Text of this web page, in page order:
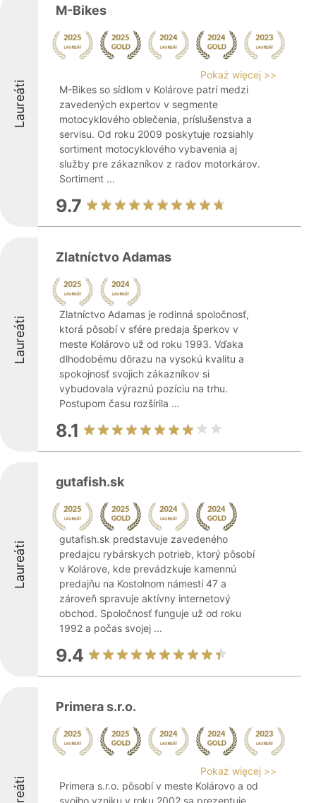
Laureáti
M-Bikes
Pokaż więcej >>
M-Bikes so sídlom v Kolárove patrí medzi
zavedených expertov v segmente
motocyklového oblečenia, príslušenstva a
servisu. Od roku 2009 poskytuje rozsiahly
sortiment motocyklového vybavenia aj
služby pre zákazníkov z radov motorkárov.
Sortiment ...
9.7
Laureáti
Zlatníctvo Adamas
Zlatníctvo Adamas je rodinná spoločnosť,
ktorá pôsobí v sfére predaja šperkov v
meste Kolárovo už od roku 1993. Vďaka
dlhodobému dôrazu na vysokú kvalitu a
spokojnosť svojich zákazníkov si
vybudovala výraznú pozíciu na trhu.
Postupom času rozšírila ...
8.1
Laureáti
gutafish.sk
gutafish.sk predstavuje zavedeného
predajcu rybárskych potrieb, ktorý pôsobí
v Kolárove, kde prevádzkuje kamennú
predajňu na Kostolnom námestí 47 a
zároveň spravuje aktívny internetový
obchod. Spoločnosť funguje už od roku
1992 a počas svojej ...
9.4
Primera s.r.o.
Pokaż więcej >>
Primera s.r.o. pôsobí v meste Kolárovo a od
svojho vzniku v roku 2002 sa prezentuje